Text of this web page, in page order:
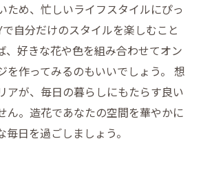
ため、忙しいライフスタイルにぴっ
自分だけのスタイルを楽しむこと
、好きな花や色を組み合わせてオン
を作ってみるのもいいでしょう。 想
アが、毎日の暮らしにもたらす良い
ん。造花であなたの空間を華やかに
日を過ごしましょう。